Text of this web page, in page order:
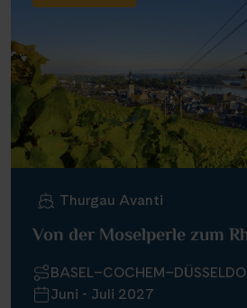
Thurgau Avanti
Von der Moselperle zum
Juni - Juli 2027